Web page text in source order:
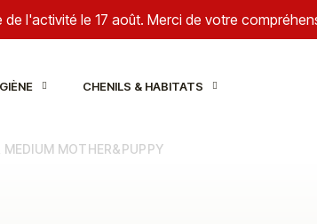
de l'activité le 17 août. Merci de votre
CHENILS & HABITATS
MEDIUM MOTHER&PUPPY